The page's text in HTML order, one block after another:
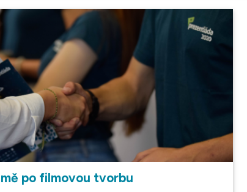
po filmovou tvorbu